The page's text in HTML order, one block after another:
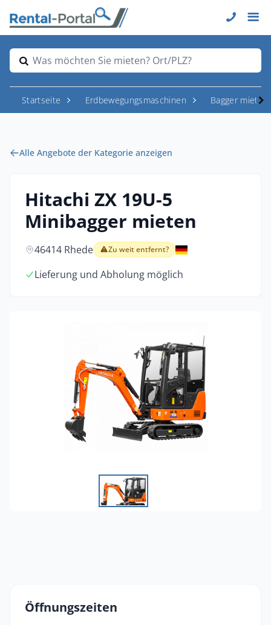
Was möchten Sie mieten? Ort/PLZ?
Startseite Erdbewegungsmaschinen Bagger mieten
Alle Angebote der Kategorie anzeigen
Hitachi ZX 19U-5
Minibagger mieten
46414 Rhede Zu weit entfernt?
Lieferung und Abholung möglich
Öffnungszeiten